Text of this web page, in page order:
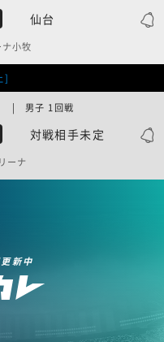
仙台
小牧
]
対戦相手未定
| 男子 1回戦
ーナ
新中